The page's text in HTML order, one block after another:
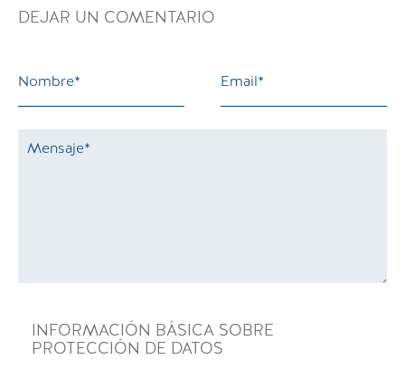
DEJAR UN COMENTARIO
INFORMACIÓN BÁSICA SOBRE
PROTECCIÓN DE DATOS